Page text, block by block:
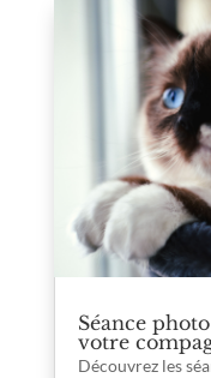
Séance
votre
Découvrez les